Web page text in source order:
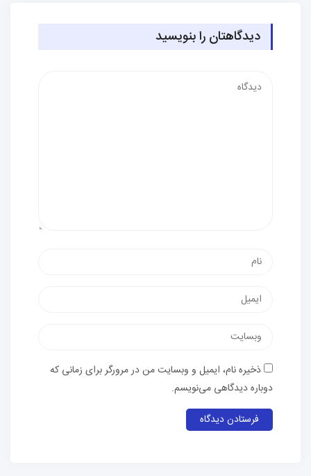
دیدگاهتان را بنویسید
ذخیره نام، ایمیل و وبسایت من در مرورگر برای زمانی که
دوباره دیدگاهی می‌نویسم.